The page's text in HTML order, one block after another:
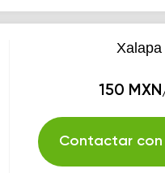
Xalapa
150
Contactar